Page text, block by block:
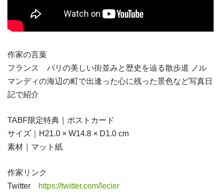
作家の言葉
フランス パリの美しい街並みと歴史を辿る散歩道 ノル
マンディの海辺の町で出逢った心に残った景色など写真日
記で紹介
TABF限定特典｜ポストカード
サイズ｜H21.0 × W14.8 × D1.0 cm
素材｜マット紙
作家リンク
Twitter
https://twitter.com/lecier